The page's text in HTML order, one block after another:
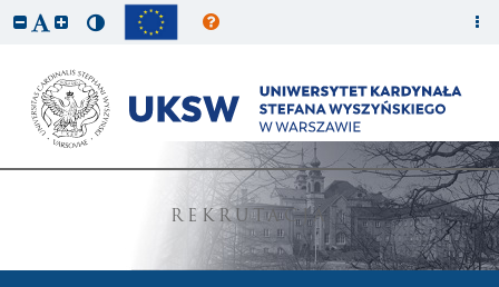
REKRUTACJA